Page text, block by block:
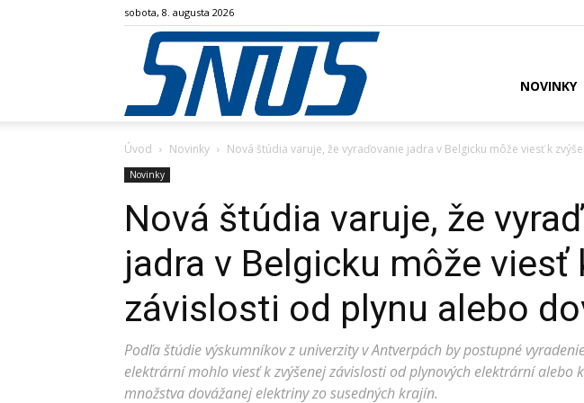
sobota, 8. augusta 2026
NOVINKY
Úvod Novinky Nová štúdia varuje, že vyraďovanie jadra v Belgicku môže viesť k
Novinky
Nová štúdia varuje, že
jadra v Belgicku môže viesť
závislosti od plynu alebo
Podľa štúdie výskumníkov z univerzity v Antverpách by postupné
elektrární mohlo viesť k zvýšenej závislosti od plynových elektrární alebo
množstva dovážanej elektriny zo susedných krajín.